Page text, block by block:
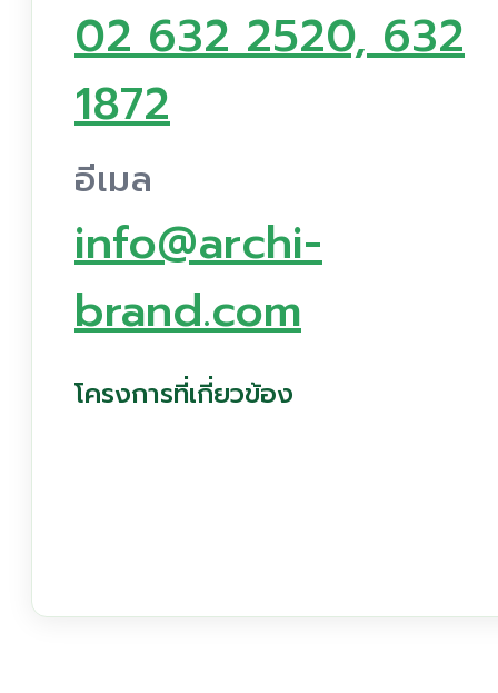
02 632 2520, 632
1872
อีเมล
info@archi-
brand.com
โครงการที่เกี่ยวข้อง